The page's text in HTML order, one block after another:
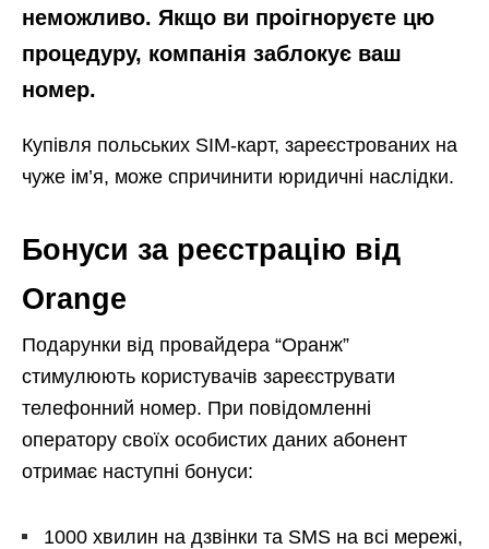
неможливо. Якщо ви проігноруєте цю
процедуру, компанія заблокує ваш
номер.
Купівля польських SIM-карт, зареєстрованих на
чуже ім’я, може спричинити юридичні наслідки.
Бонуси за реєстрацію від
Orange
Подарунки від провайдера “Оранж”
стимулюють користувачів зареєструвати
телефонний номер. При повідомленні
оператору своїх особистих даних абонент
отримає наступні бонуси:
1000 хвилин на дзвінки та SMS на всі мережі,